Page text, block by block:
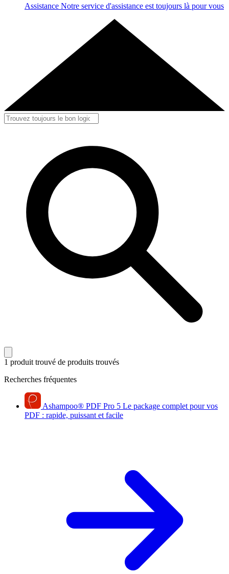
Assistance Notre service d'assistance est toujours là pour vous
1 produit trouvé de produits trouvés
Recherches fréquentes
Ashampoo® PDF Pro 5 Le package complet pour vos
PDF : rapide, puissant et facile